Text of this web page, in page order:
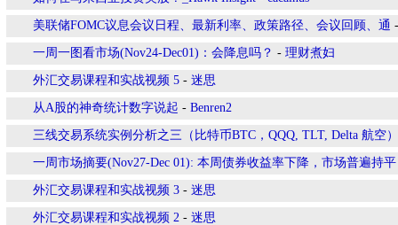
美联储FOMC议息会议日程、最新利率、政策路径、会议回顾、通
一周一图看市场(Nov24-Dec01)：会降息吗？ - 理财煮妇
外汇交易课程和实战视频 5 - 迷思
从A股的神奇统计数字说起 - Benren2
三线交易系统实例分析之三（比特币BTC，QQQ, TLT, Delta 航空）
一周市场摘要(Nov27-Dec 01): 本周债券收益率下降，市场普遍持平
外汇交易课程和实战视频 3 - 迷思
外汇交易课程和实战视频 2 - 迷思